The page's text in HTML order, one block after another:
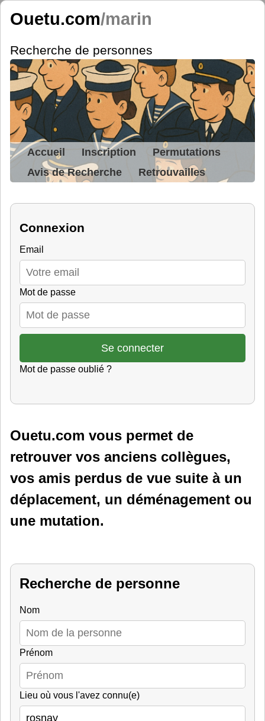
Ouetu.com/marin
Recherche de personnes
Accueil Inscription
Permutations
Avis de Recherche
Retrouvailles
Connexion
Email
Mot de passe
Mot de passe oublié ?
Ouetu.com vous permet de
retrouver vos anciens collègues,
vos amis perdus de vue suite à un
déplacement, un déménagement ou
une mutation.
Recherche de personne
Nom
Prénom
Lieu où vous l'avez connu(e)